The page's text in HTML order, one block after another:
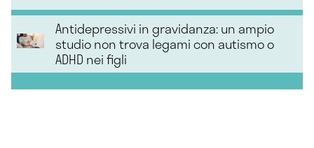
Antidepressivi in gravidanza: un ampio
studio non trova legami con autismo o
ADHD nei figli